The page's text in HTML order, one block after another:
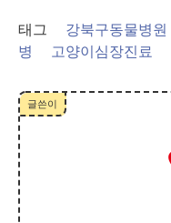
태그 강북구동물병원
병
고양이심장진료
글쓴이